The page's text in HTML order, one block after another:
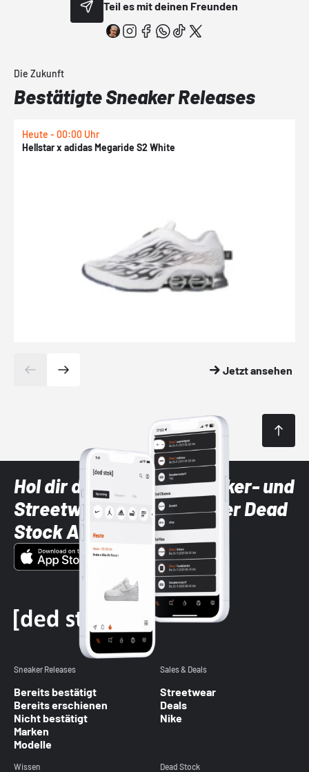
Teil es mit deinen Freunden
Die Zukunft
Bestätigte Sneaker Releases
Heute - 00:00 Uhr
Hellstar x adidas Megaride S2 White
Jetzt ansehen
Hol dir die neuesten Sneaker- und
Streetwear-Brands mit der Dead
Stock App
Sneaker Releases
Bereits bestätigt
Bereits erschienen
Nicht bestätigt
Marken
Modelle
Sales & Deals
Streetwear
Deals
Nike
Wissen Dead Stock